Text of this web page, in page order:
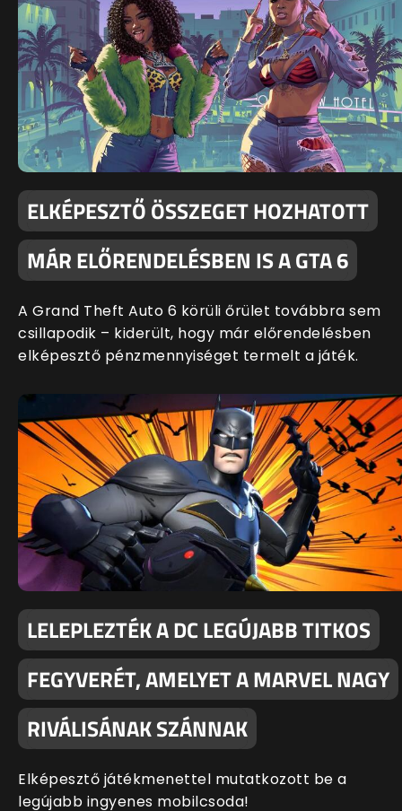
ELKÉPESZTŐ ÖSSZEGET HOZHATOTT
MÁR ELŐRENDELÉSBEN IS A GTA 6
A Grand Theft Auto 6 körüli őrület továbbra sem
csillapodik – kiderült, hogy már előrendelésben
elképesztő pénzmennyiséget termelt a játék.
LELEPLEZTÉK A DC LEGÚJABB TITKOS
FEGYVERÉT, AMELYET A MARVEL NAGY
RIVÁLISÁNAK SZÁNNAK
Elképesztő játékmenettel mutatkozott be a
legújabb ingyenes mobilcsoda!